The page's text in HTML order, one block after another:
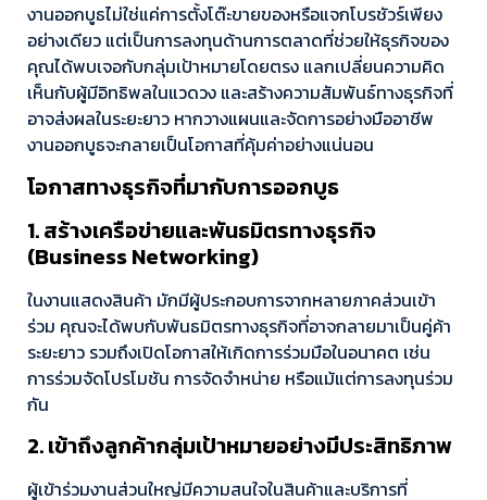
งานออกบูธไม่ใช่แค่การตั้งโต๊ะขายของหรือแจกโบรชัวร์เพียง
อย่างเดียว แต่เป็นการลงทุนด้านการตลาดที่ช่วยให้ธุรกิจของ
คุณได้พบเจอกับกลุ่มเป้าหมายโดยตรง แลกเปลี่ยนความคิด
เห็นกับผู้มีอิทธิพลในแวดวง และสร้างความสัมพันธ์ทางธุรกิจที่
อาจส่งผลในระยะยาว หากวางแผนและจัดการอย่างมืออาชีพ
งานออกบูธจะกลายเป็นโอกาสที่คุ้มค่าอย่างแน่นอน
โอกาสทางธุรกิจที่มากับการออกบูธ
1. สร้างเครือข่ายและพันธมิตรทางธุรกิจ
(Business Networking)
ในงานแสดงสินค้า มักมีผู้ประกอบการจากหลายภาคส่วนเข้า
ร่วม คุณจะได้พบกับพันธมิตรทางธุรกิจที่อาจกลายมาเป็นคู่ค้า
ระยะยาว รวมถึงเปิดโอกาสให้เกิดการร่วมมือในอนาคต เช่น
การร่วมจัดโปรโมชัน การจัดจำหน่าย หรือแม้แต่การลงทุนร่วม
กัน
2. เข้าถึงลูกค้ากลุ่มเป้าหมายอย่างมีประสิทธิภาพ
ผู้เข้าร่วมงานส่วนใหญ่มีความสนใจในสินค้าและบริการที่